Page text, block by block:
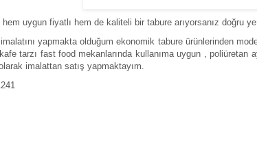
uygun fiyatlı hem de kaliteli bir tabure arıyorsanız doğru
yapmakta olduğum ekonomik tabure ürünlerinden
tarzı fast food mekanlarında kullanıma uygun , poliüretan
imalattan satış yapmaktayım.